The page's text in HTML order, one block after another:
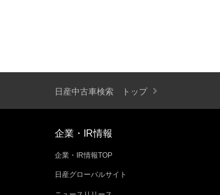
日産中古車検索 トップ
企業・IR情報
企業・IR情報TOP
日産グローバルサイト